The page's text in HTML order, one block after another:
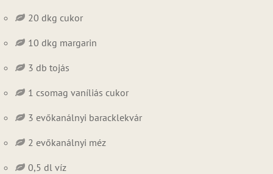
20 dkg cukor
10 dkg margarin
3 db tojás
1 csomag vaníliás cukor
3 evőkanálnyi baracklekvár
2 evőkanálnyi méz
0,5 dl víz